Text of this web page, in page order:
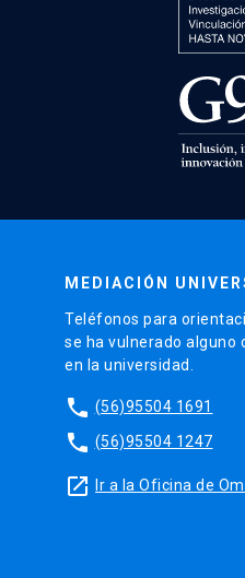
MEDIACIÓN
Teléfonos para
se ha vulnerado alguno
en la universidad.
phone (56)95504 1691
phone (56)95504 1247
launch Ir a la Oficina de